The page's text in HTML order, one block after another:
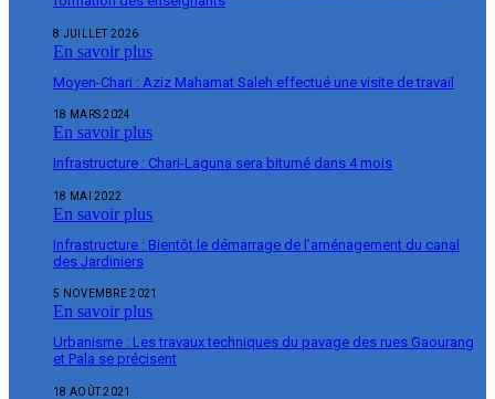
8 JUILLET 2026
En savoir plus
Moyen-Chari : Aziz Mahamat Saleh effectué une visite de travail
18 MARS 2024
En savoir plus
Infrastructure : Chari-Laguna sera bitumé dans 4 mois
18 MAI 2022
En savoir plus
Infrastructure : Bientôt le démarrage de l’aménagement du canal
des Jardiniers
5 NOVEMBRE 2021
En savoir plus
Urbanisme : Les travaux techniques du pavage des rues Gaourang
et Pala se précisent
18 AOÛT 2021